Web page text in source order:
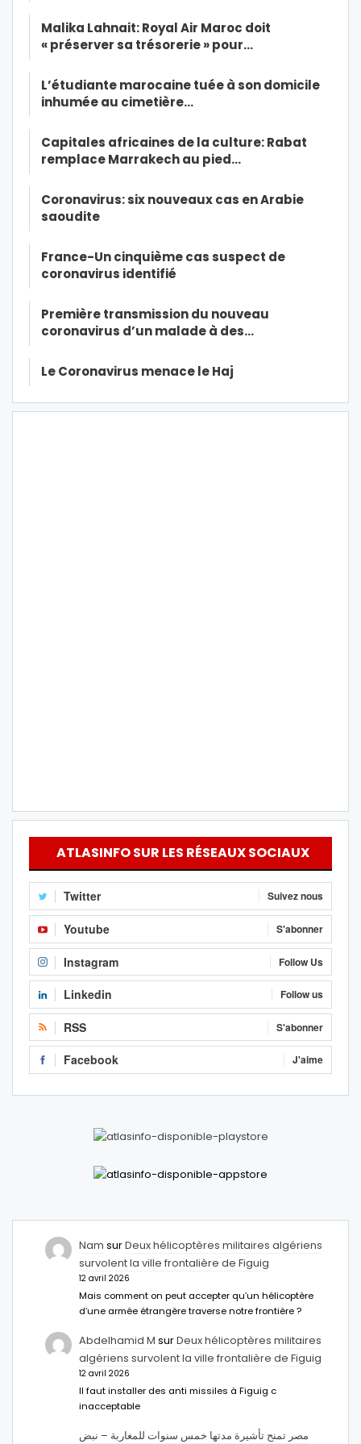
Malika Lahnait: Royal Air Maroc doit
« préserver sa trésorerie » pour…
L’étudiante marocaine tuée à son domicile
inhumée au cimetière…
Capitales africaines de la culture: Rabat
remplace Marrakech au pied…
Coronavirus: six nouveaux cas en Arabie
saoudite
France-Un cinquième cas suspect de
coronavirus identifié
Première transmission du nouveau
coronavirus d’un malade à des…
Le Coronavirus menace le Haj
ATLASINFO SUR LES RÉSEAUX SOCIAUX
Twitter Suivez nous
Youtube S'abonner
Instagram Follow Us
Linkedin Follow us
RSS S'abonner
Facebook J'aime
Nam surDeux hélicoptères militaires algériens
survolent la ville frontalière de Figuig
12 avril 2026
Mais comment on peut accepter qu’un hélicoptère
d’une armée étrangère traverse notre frontière ?
Abdelhamid M surDeux hélicoptères militaires
algériens survolent la ville frontalière de Figuig
12 avril 2026
Il faut installer des anti missiles à Figuig c
inacceptable
مصر تمنح تأشيرة مدتها خمس سنوات للمغاربة – نبض